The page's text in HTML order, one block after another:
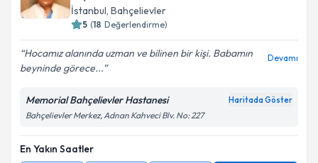
E-posta Adresiniz
Kişisel verilerimin işlenmesine ilişkin
kapsamda işlenmesini kabul ediyorum.
İstanbul, Bahçelievler
5 (18 Değerlendirme)
Hocamız alanında uzman ve bilinen bir kişi. Babamın
beyninde görece...
Devamı
Memorial Bahçelievler Hastanesi Haritada Göster
Bahçelievler Merkez, Adnan Kahveci Blv. No: 227
En Yakın Saatler